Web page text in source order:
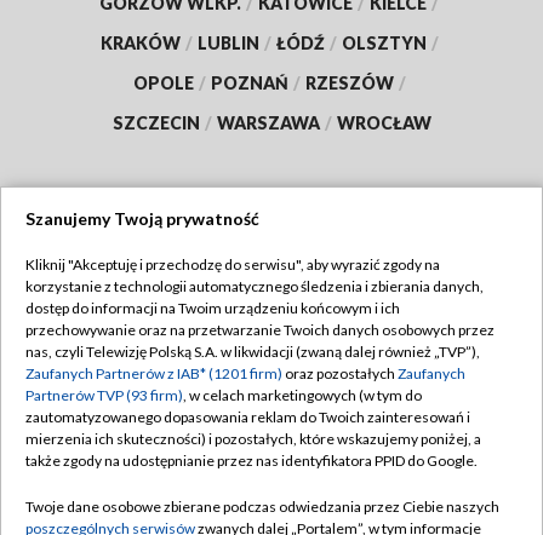
KRAKÓW / LUBLIN / ŁÓDŹ / OLSZTYN /
OPOLE / POZNAŃ / RZESZÓW /
SZCZECIN / WARSZAWA / WROCŁAW
TVP
Abonament TVP
Emisja w TVP
Centrum informacji TVP
Naziemna Telewizja Cyfrowa
Rada Programowa
Regulamin TVP
Polityka prywatności
Moje zgody
Pomoc
Szanujemy Twoją prywatność
Kliknij "Akceptuję i przechodzę do serwisu", aby wyrazić zgody na
korzystanie z technologii automatycznego śledzenia i zbierania danych,
dostęp do informacji na Twoim urządzeniu końcowym i ich
przechowywanie oraz na przetwarzanie Twoich danych osobowych przez
nas, czyli Telewizję Polską S.A. w likwidacji (zwaną dalej również „TVP”),
Zaufanych Partnerów z IAB* (1201 firm) oraz pozostałych Zaufanych
Partnerów TVP (93 firm), w celach marketingowych (w tym do
zautomatyzowanego dopasowania reklam do Twoich zainteresowań i
mierzenia ich skuteczności) i pozostałych, które wskazujemy poniżej, a
także zgody na udostępnianie przez nas identyfikatora PPID do Google.
Twoje dane osobowe zbierane podczas odwiedzania przez Ciebie naszych
poszczególnych serwisówzwanych dalej „Portalem”, w tym informacje